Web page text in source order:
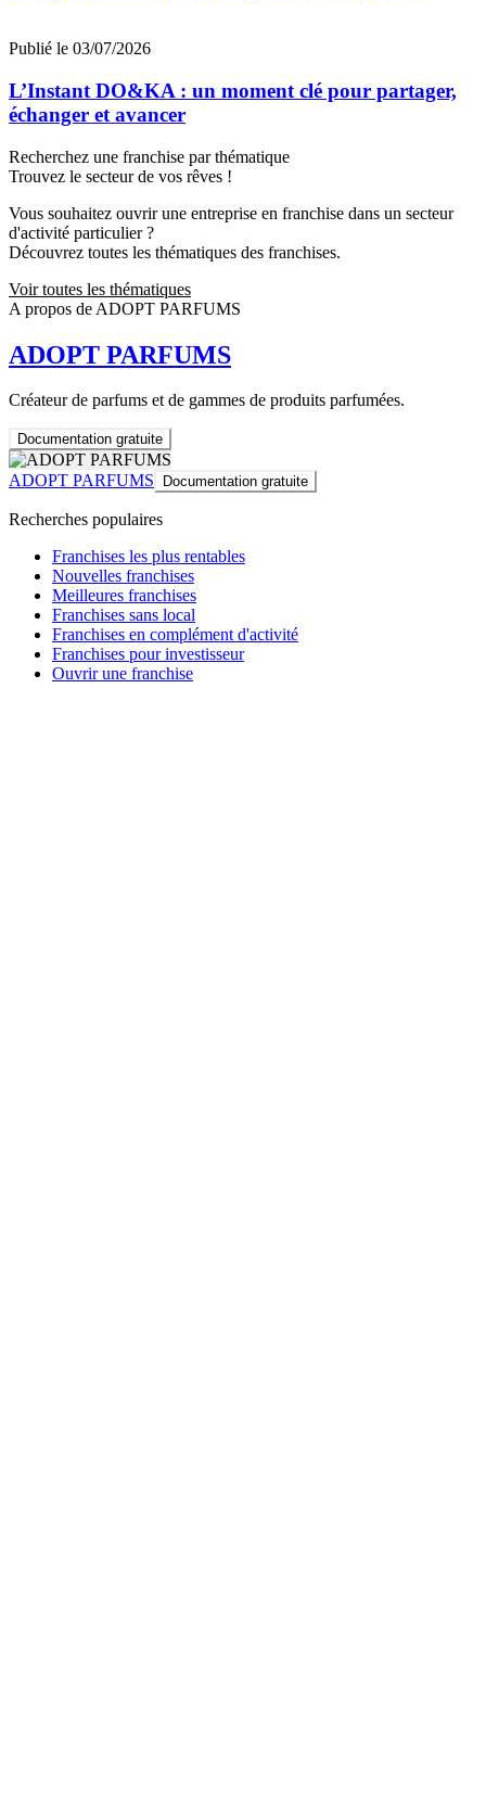
Publié le 03/07/2026
L’Instant DO&KA : un moment clé pour partager,
échanger et avancer
Recherchez une franchise par thématique
Trouvez le secteur de vos rêves !
Vous souhaitez ouvrir une entreprise en franchise dans un secteur
d'activité particulier ?
Découvrez toutes les thématiques des franchises.
Voir toutes les thématiques
A propos de ADOPT PARFUMS
ADOPT PARFUMS
Créateur de parfums et de gammes de produits parfumées.
Documentation gratuite
ADOPT PARFUMS Documentation gratuite
Recherches populaires
Franchises les plus rentables
Nouvelles franchises
Meilleures franchises
Franchises sans local
Franchises en complément d'activité
Franchises pour investisseur
Ouvrir une franchise